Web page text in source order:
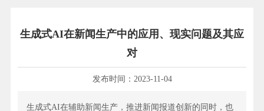
生成式AI在新闻生产中的应用、现实问题及其应
对
发布时间： 2023-11-04
生成式AI在辅助新闻生产，推进新闻报道创新的同时，也